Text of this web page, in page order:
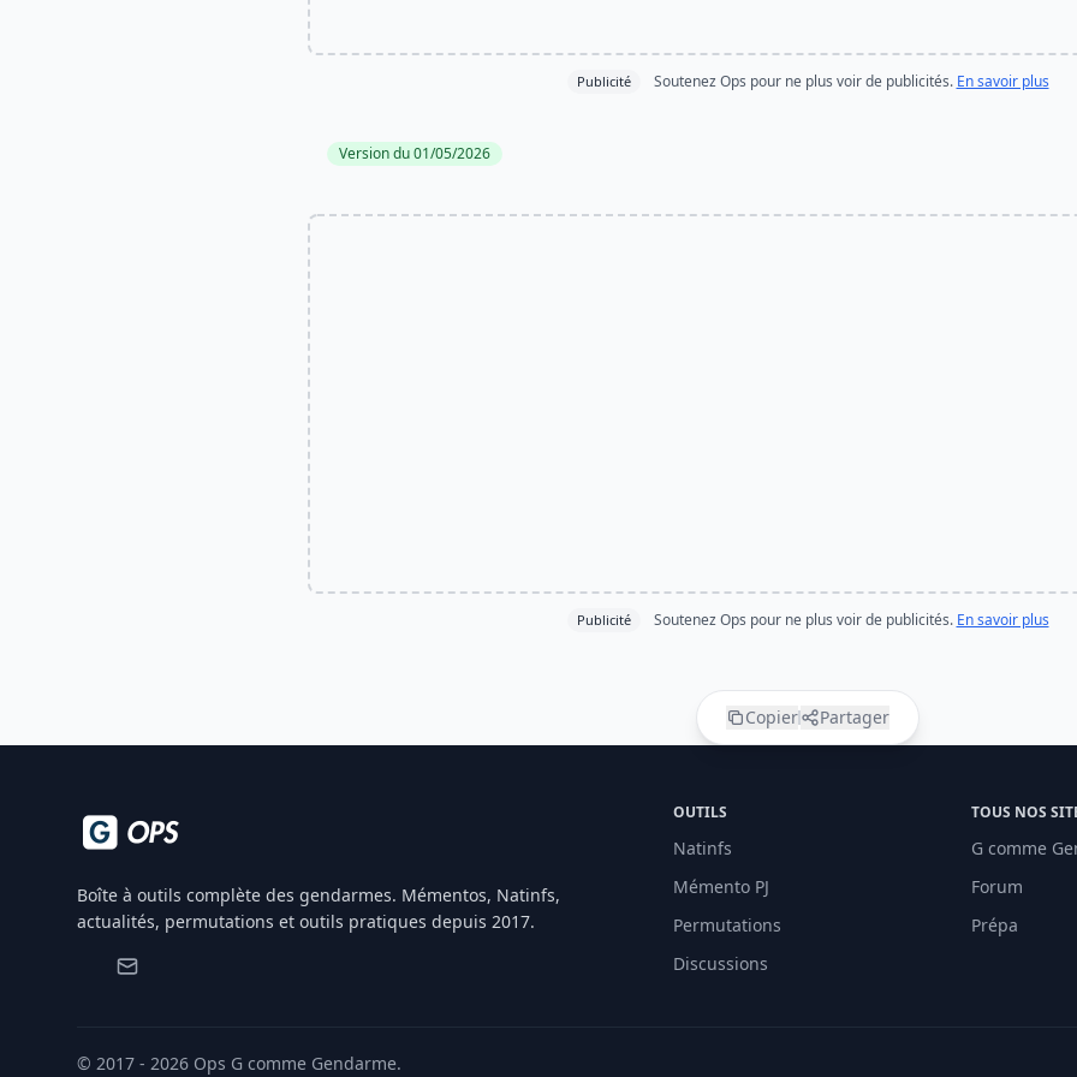
Publicité Soutenez Ops pour ne plus voir de publicités. En savoir plus
Version du 01/05/2026
Publicité Soutenez Ops pour ne plus voir de publicités. En savoir plus
Copier Partager
Boîte à outils complète des gendarmes. Mémentos, Natinfs,
actualités, permutations et outils pratiques depuis 2017.
OUTILS
Natinfs
Mémento PJ
Permutations
Discussions
TOUS NOS
G comme
Forum
Prépa
© 2017 - 2026 Ops G comme Gendarme.